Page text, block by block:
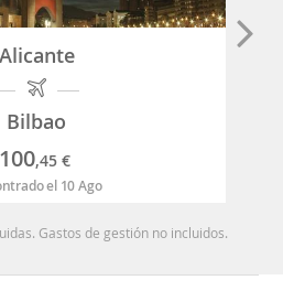
Alicante
Bilbao
100,45 €
el 10 Ago
Gastos de gestión no incluidos.